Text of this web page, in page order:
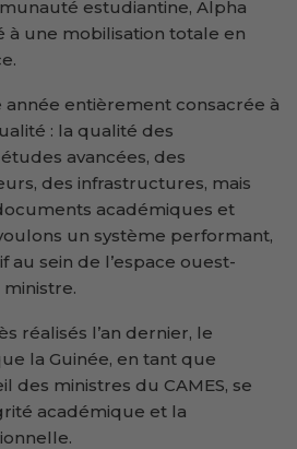
estudiantine, Alpha
à une mobilisation totale en
année entièrement consacrée à
: la qualité des
avancées, des
des infrastructures, mais
académiques et
un système performant,
sein de l’espace ouest-
ministre.
réalisés l’an dernier, le
la Guinée, en tant que
des ministres du CAMES, se
académique et la